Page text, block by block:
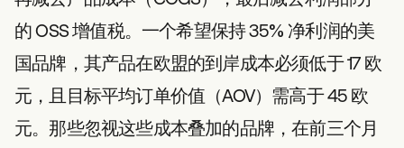
的 OSS 增值税。一个希望保持 35% 净利润的美
国品牌，其产品在欧盟的到岸成本必须低于 17 欧
元，且目标平均订单价值（AOV）需高于 45 欧
元。那些忽视这些成本叠加的品牌，在前三个月